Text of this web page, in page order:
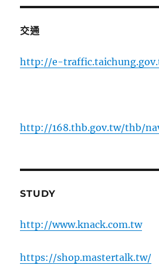
交通
http://e-
http://168.thb.gov.tw/thb/
STUDY
http://www.knack.com.tw
https://shop.mastertalk.tw/